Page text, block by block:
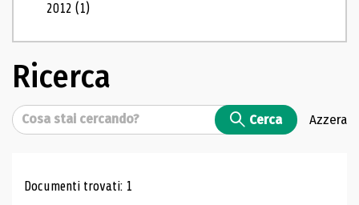
2012(1)
Ricerca
Cerca Cerca Azzera
Risultati di ricerca
Documenti trovati: 1